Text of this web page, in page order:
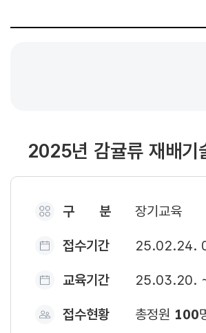
2025년 감귤류 재배기
구 분 장기교육
접수기간 25.02.24.
교육기간 25.03.20.
접수현황 총정원 100